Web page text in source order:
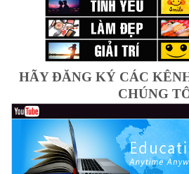
HÃY ĐĂNG KÝ CÁC
CHÚNG